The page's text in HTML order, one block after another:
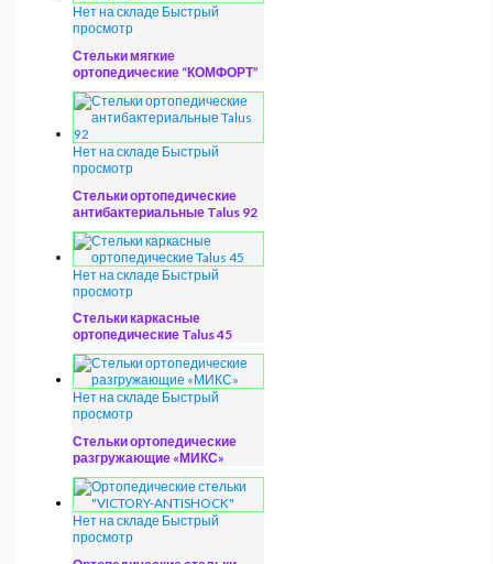
Нет на складе Быстрый
просмотр
Стельки мягкие
ортопедические “КОМФОРТ”
Нет на складе Быстрый
просмотр
Стельки ортопедические
антибактериальные Talus 92
Нет на складе Быстрый
просмотр
Стельки каркасные
ортопедические Talus 45
Нет на складе Быстрый
просмотр
Стельки ортопедические
разгружающие «МИКС»
Нет на складе Быстрый
просмотр